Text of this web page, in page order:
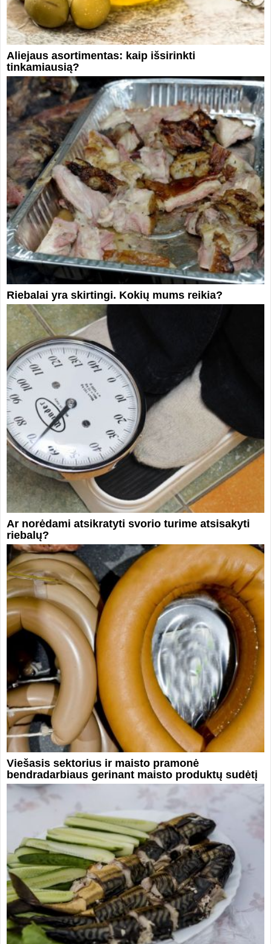
Aliejaus asortimentas: kaip išsirinkti
tinkamiausią?
Riebalai yra skirtingi. Kokių mums reikia?
Ar norėdami atsikratyti svorio turime atsisakyti
riebalų?
Viešasis sektorius ir maisto pramonė
bendradarbiaus gerinant maisto produktų sudėtį